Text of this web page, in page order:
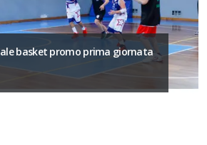
basket promo prima giornata